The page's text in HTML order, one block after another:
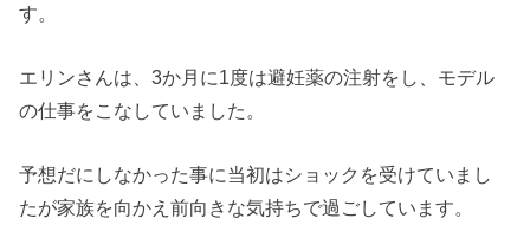
す。
エリンさんは、3か月に1度は避妊薬の注射をし、モデル
の仕事をこなしていました。
予想だにしなかった事に当初はショックを受けていまし
たが家族を向かえ前向きな気持ちで過ごしています。